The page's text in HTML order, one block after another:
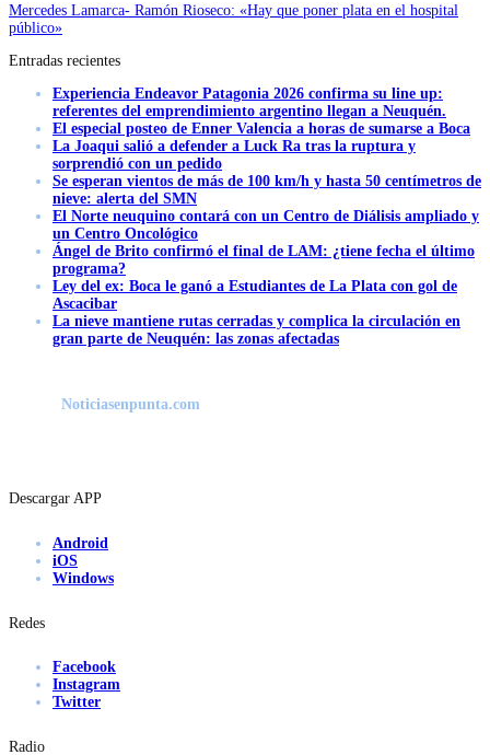
Mercedes Lamarca- Ramón Rioseco: «Hay que poner plata en el hospital
público»
Entradas recientes
Experiencia Endeavor Patagonia 2026 confirma su line up:
referentes del emprendimiento argentino llegan a Neuquén.
El especial posteo de Enner Valencia a horas de sumarse a Boca
La Joaqui salió a defender a Luck Ra tras la ruptura y
sorprendió con un pedido
Se esperan vientos de más de 100 km/h y hasta 50 centímetros de
nieve: alerta del SMN
El Norte neuquino contará con un Centro de Diálisis ampliado y
un Centro Oncológico
Ángel de Brito confirmó el final de LAM: ¿tiene fecha el último
programa?
Ley del ex: Boca le ganó a Estudiantes de La Plata con gol de
Ascacibar
La nieve mantiene rutas cerradas y complica la circulación en
gran parte de Neuquén: las zonas afectadas
Noticiasenpunta.com
Descargar APP
Android
iOS
Windows
Redes
Facebook
Instagram
Twitter
Radio